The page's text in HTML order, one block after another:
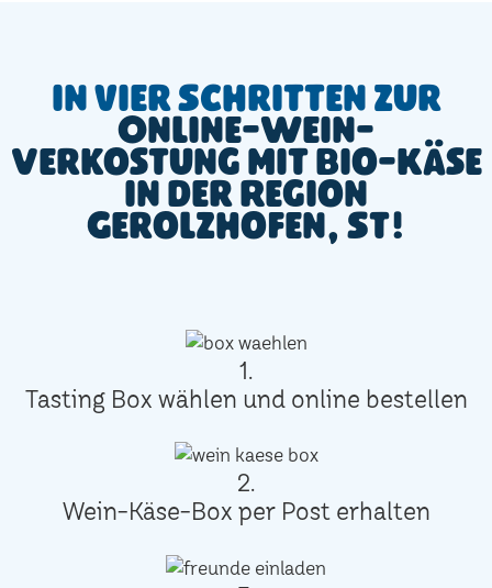
In vier Schritten zur
Online-Wein-
Verkostung mit Bio-Käse
in der Region
Gerolzhofen, St!
1.
Tasting Box wählen und online bestellen
2.
Wein-Käse-Box per Post erhalten